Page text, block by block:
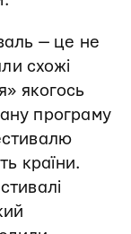
— це не
схожі
якогось
програму
країни.